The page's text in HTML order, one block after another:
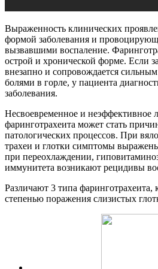
Выраженность клинических
формой заболевания и
вызвавшими воспаление.
острой и хронической форме. Если
внезапно и сопровождается
болями в горле, у пациента
заболевания.
Несвоевременное и неэффективное
фаринготрахеита может стать
патологических процессов. При
трахеи и глотки симптомы
при переохлаждении,
иммунитета возникают рецидивы
Различают 3 типа фаринготрахеита,
степенью поражения слизистых